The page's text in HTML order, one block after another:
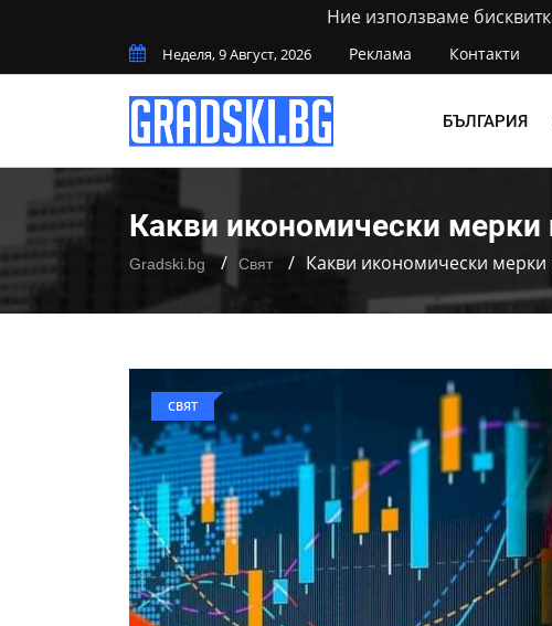
Ние използваме
Неделя, 9 Август, 2026 Реклама Контакти
БЪЛГАРИЯ
Какви икономически мерки
Gradski.bg Свят Какви икономически
СВЯТ